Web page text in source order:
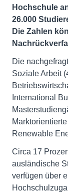
Hochschule
26.000
Die Zahlen
Die
Soziale Arbeit
International
Renewable
Circa 17
ausländische
verfügen über